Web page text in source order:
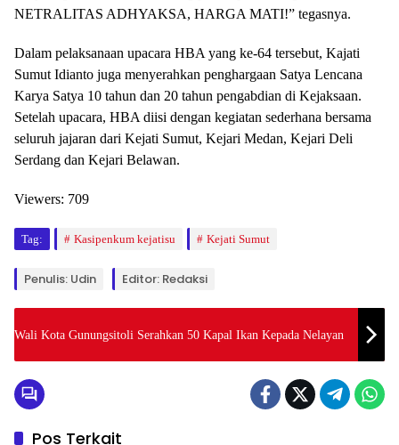
NETRALITAS ADHYAKSA, HARGA MATI!” tegasnya.
Dalam pelaksanaan upacara HBA yang ke-64 tersebut, Kajati
Sumut Idianto juga menyerahkan penghargaan Satya Lencana
Karya Satya 10 tahun dan 20 tahun pengabdian di Kejaksaan.
Setelah upacara, HBA diisi dengan kegiatan sederhana bersama
seluruh jajaran dari Kejati Sumut, Kejari Medan, Kejari Deli
Serdang dan Kejari Belawan.
Viewers: 709
Tag: Kasipenkum kejatisu Kejati Sumut
Penulis: Udin Editor: Redaksi
Wali Kota Gunungsitoli Serahkan 50 Kapal Ikan Kepada Nelayan
Pos Terkait